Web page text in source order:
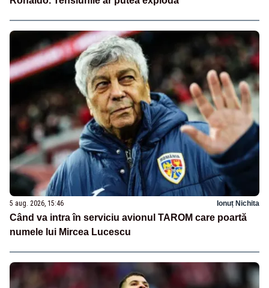
5 aug. 2026, 15:46 Ionuț Nichita
Când va intra în serviciu avionul TAROM care poartă
numele lui Mircea Lucescu